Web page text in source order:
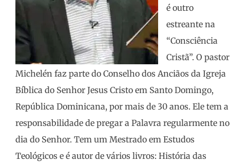
é outro
estreante na
“Consciência
Cristã”. O pastor
Michelén faz parte do Conselho dos Anciãos da Igreja
Bíblica do Senhor Jesus Cristo em Santo Domingo,
República Dominicana, por mais de 30 anos. Ele tem a
responsabilidade de pregar a Palavra regularmente no
dia do Senhor. Tem um Mestrado em Estudos
Teológicos e é autor de vários livros: História das